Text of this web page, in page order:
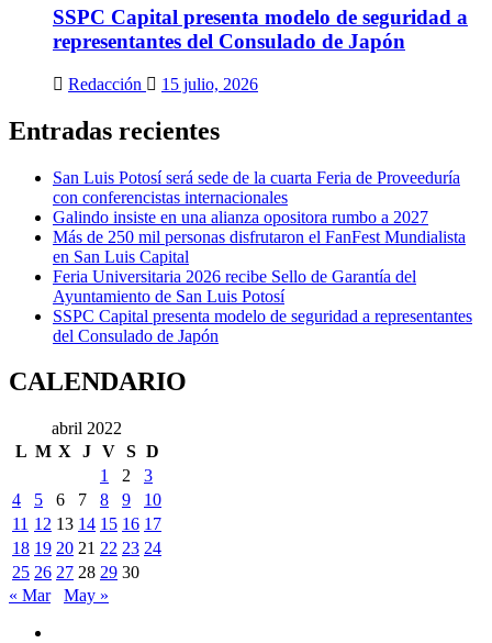
SSPC Capital presenta modelo de seguridad a
representantes del Consulado de Japón
Redacción 15 julio, 2026
Entradas recientes
San Luis Potosí será sede de la cuarta Feria de Proveeduría
con conferencistas internacionales
Galindo insiste en una alianza opositora rumbo a 2027
Más de 250 mil personas disfrutaron el FanFest Mundialista
en San Luis Capital
Feria Universitaria 2026 recibe Sello de Garantía del
Ayuntamiento de San Luis Potosí
SSPC Capital presenta modelo de seguridad a representantes
del Consulado de Japón
CALENDARIO
abril 2022
L M X J V S D
1
2
3
4
5 6 7 8 9
10
11 12 13 14 15 16 17
18 19 20 21 22 23 24
25 26 27 28 29 30
« Mar
May »